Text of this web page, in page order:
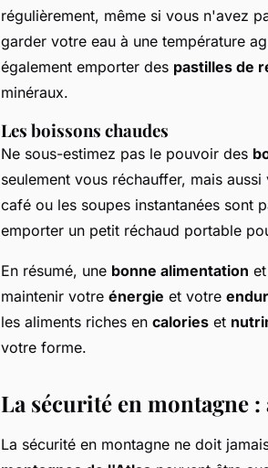
régulièrement, même si vous n'avez
garder votre eau à une température
également emporter des pastilles de
minéraux.
Les boissons chaudes
Ne sous-estimez pas le pouvoir des
seulement vous réchauffer, mais
café ou les soupes instantanées sont
emporter un petit réchaud portable
En résumé, une bonne alimentation
maintenir votre énergie et votre
les aliments riches en calories et
votre forme.
La sécurité en montagne
La sécurité en montagne ne doit